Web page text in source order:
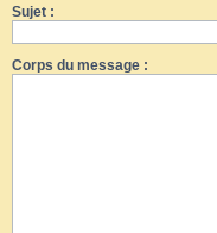
Sujet :
Corps du message :